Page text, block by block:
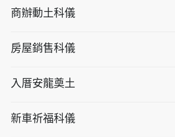
商辦動土科儀
房屋銷售科儀
入厝安龍奠土
新車祈福科儀